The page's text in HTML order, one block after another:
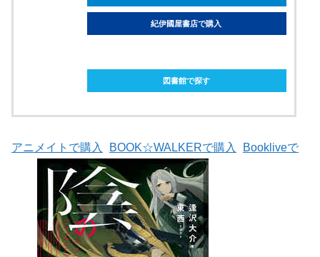
紀伊國屋書店で購入
図書館で探す
アニメイトで購入 BOOK☆WALKERで購入 Bookliveで